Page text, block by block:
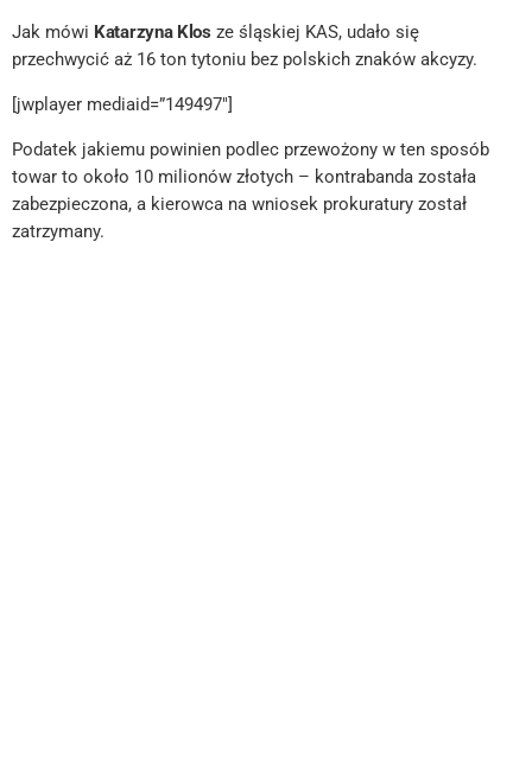
Jak mówi Katarzyna Klos ze śląskiej KAS, udało się
przechwycić aż 16 ton tytoniu bez polskich znaków akcyzy.
[jwplayer mediaid=”149497″]
Podatek jakiemu powinien podlec przewożony w ten sposób
towar to około 10 milionów złotych – kontrabanda została
zabezpieczona, a kierowca na wniosek prokuratury został
zatrzymany.